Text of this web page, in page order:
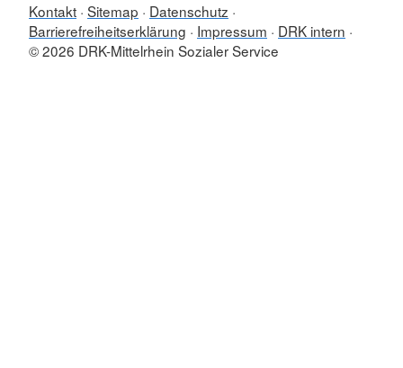
Kontakt Sitemap
Datenschutz
Barrierefreiheitserklärung
Impressum
DRK intern
© 2026 DRK-Mittelrhein Sozialer Service